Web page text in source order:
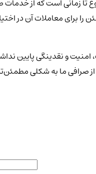
تا زمانی است که از
برای معاملات آن در
امنیت و نقدینگی پایین
صرافی ما به شکلی